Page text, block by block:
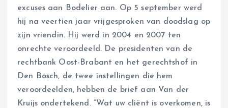
excuses aan Bodelier aan. Op 5 september werd
hij na veertien jaar vrijgesproken van doodslag op
zijn vriendin. Hij werd in 2004 en 2007 ten
onrechte veroordeeld. De presidenten van de
rechtbank Oost-Brabant en het gerechtshof in
Den Bosch, de twee instellingen die hem
veroordeelden, hebben de brief aan Van der
Kruijs ondertekend. “Wat uw cliënt is overkomen, is